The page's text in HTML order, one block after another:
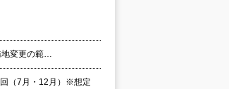
変更の範…
（7月・12月）※想定